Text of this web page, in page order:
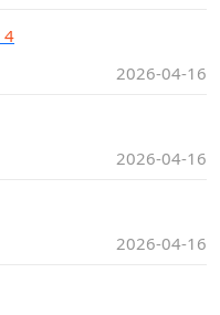
4
2026-04-16
2026-04-16
2026-04-16